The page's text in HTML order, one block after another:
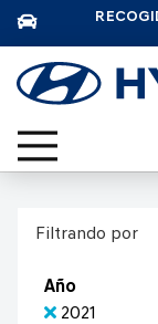
Filtrando por
Año
2021